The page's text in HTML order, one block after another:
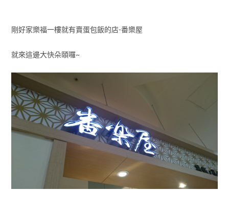
剛好家樂福一樓就有賣蛋包飯的店-番樂屋
就來這邊大快朵頤囉~